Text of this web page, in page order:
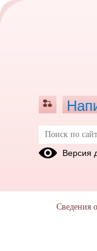
Версия
Сведения